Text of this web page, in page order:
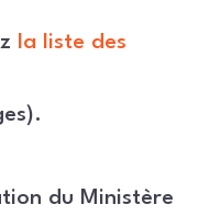
la liste des
du Ministère